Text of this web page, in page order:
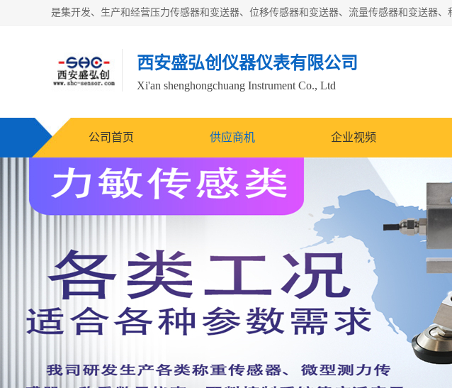
西安盛弘创仪器仪表有限公司
Xi'an shenghongchuang Instrument Co., Ltd
公司首页 供应商机 企业视频